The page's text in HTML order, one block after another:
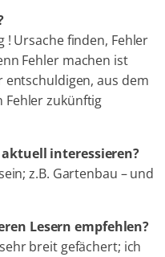
! Ursache finden, Fehler
Fehler machen ist
entschuldigen, aus dem
Fehler zukünftig
interessieren?
z.B. Gartenbau – und
Lesern empfehlen?
breit gefächert; ich